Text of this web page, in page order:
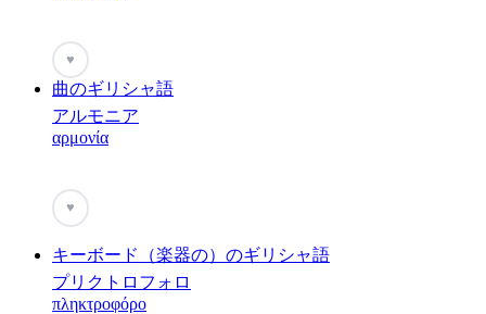
♥
曲のギリシャ語
アルモニア
αρμονία
♥
キーボード（楽器の）のギリシャ語
プリクトロフォロ
πληκτροφόρο